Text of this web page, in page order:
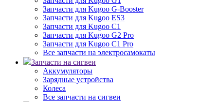
Запчасти для Kugoo G-Booster
Запчасти для Kugoo ES3
Запчасти для Kugoo C1
Запчасти для Kugoo G2 Pro
Запчасти для Kugoo C1 Pro
Все запчасти на электросамокаты
Запчасти на сигвеи
Аккумуляторы
Зарядные устройства
Колеса
Все запчасти на сигвеи